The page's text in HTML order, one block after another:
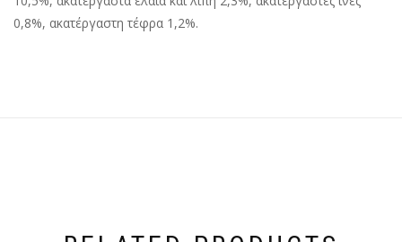
0,8%, ακατέργαστη τέφρα 1,2%.